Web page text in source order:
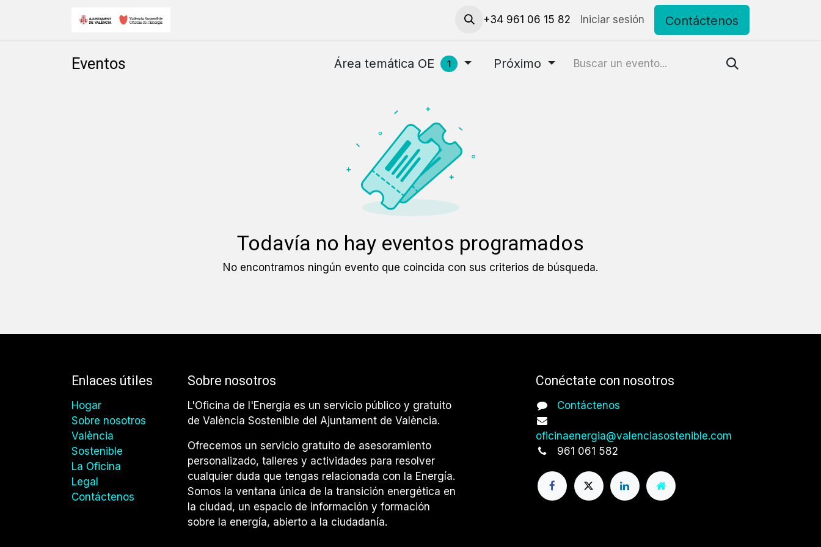
Solicita una cita Contacto
+34 961 06 15 82 Iniciar sesión Contáctenos
Eventos Área temática OE 1 Próximo
Todavía no hay eventos programados
No encontramos ningún evento que coincida con sus criterios de búsqueda.
Enlaces útiles
Hogar
Sobre nosotros
València
Sostenible
La Oficina
Legal
Contáctenos
Sobre nosotros
L'Oficina de l'Energia es un servicio público y gratuito
de València Sostenible del Ajuntament de València.
Ofrecemos un servicio gratuito de asesoramiento
personalizado, talleres y actividades para resolver
cualquier duda que tengas relacionada con la Energía.
Somos la ventana única de la transición energética en
la ciudad, un espacio de información y formación
sobre la energía, abierto a la ciudadanía.
Conéctate con nosotros
Contáctenos
oficinaenergia@valenciasostenible.com
961 061 582